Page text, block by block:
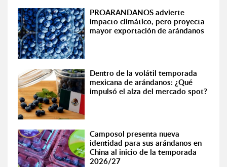
PROARANDANOS advierte
impacto climático, pero proyecta
mayor exportación de arándanos
Dentro de la volátil temporada
mexicana de arándanos: ¿Qué
impulsó el alza del mercado spot?
Camposol presenta nueva
identidad para sus arándanos en
China al inicio de la temporada
2026/27